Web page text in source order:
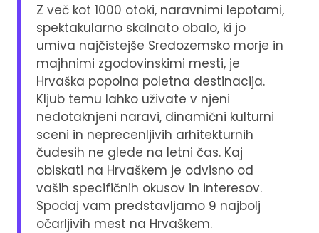
Z več kot 1000 otoki, naravnimi lepotami,
spektakularno skalnato obalo, ki jo
umiva najčistejše Sredozemsko morje in
majhnimi zgodovinskimi mesti, je
Hrvaška popolna poletna destinacija.
Kljub temu lahko uživate v njeni
nedotaknjeni naravi, dinamični kulturni
sceni in neprecenljivih arhitekturnih
čudesih ne glede na letni čas. Kaj
obiskati na Hrvaškem je odvisno od
vaših specifičnih okusov in interesov.
Spodaj vam predstavljamo 9 najbolj
očarljivih mest na Hrvaškem.